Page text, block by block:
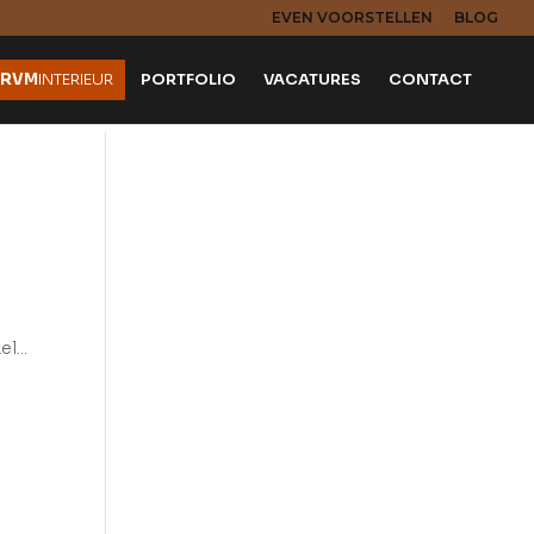
EVEN VOORSTELLEN BLOG
RVMINTERIEUR PORTFOLIO VACATURES CONTACT